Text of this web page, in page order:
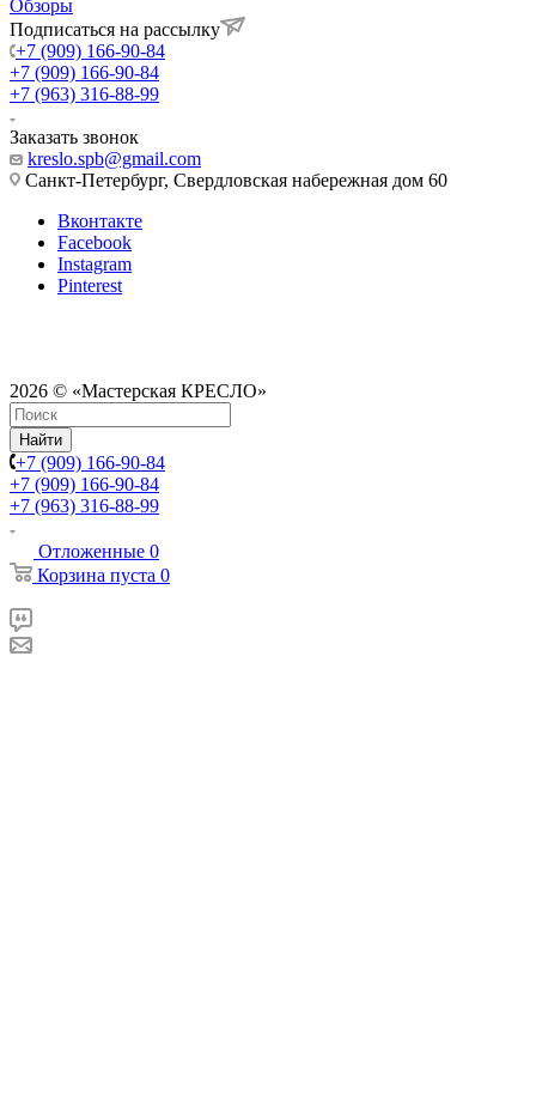
Обзоры
Подписаться на рассылку
+7 (909) 166-90-84
+7 (909) 166-90-84
+7 (963) 316-88-99
Заказать звонок
kreslo.spb@gmail.com
Санкт-Петербург, Свердловская набережная дом 60
Вконтакте
Facebook
Instagram
Pinterest
2026 © «Мастерская КРЕСЛО»
Найти
+7 (909) 166-90-84
+7 (909) 166-90-84
+7 (963) 316-88-99
Отложенные 0
Корзина пуста 0